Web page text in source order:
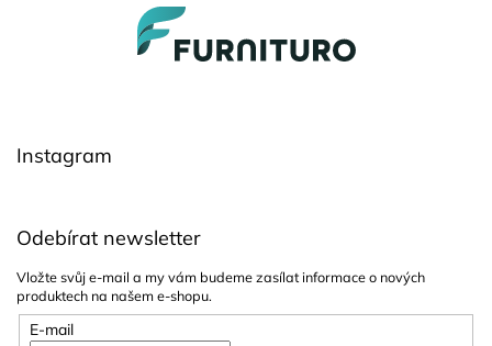
Instagram
Odebírat newsletter
Vložte svůj e-mail a my vám budeme zasílat informace o nových
produktech na našem e-shopu.
E-mail